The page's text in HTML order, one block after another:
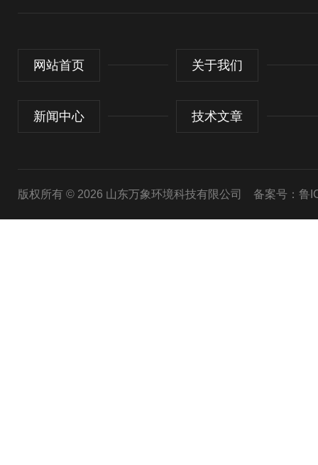
网站首页 关于我们
新闻中心 技术文章
版权所有 © 2026 山东万象环境科技有限公司 备案号：鲁